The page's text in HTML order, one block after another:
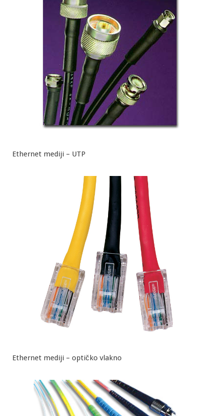
Ethernet mediji – UTP
Ethernet mediji – optičko vlakno